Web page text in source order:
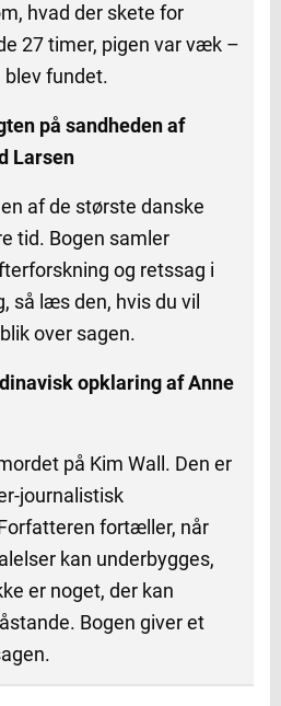
hvad der skete for
27 timer, pigen var væk –
fundet.
på sandheden af
Larsen
af de største danske
tid. Bogen samler
og retssag i
så læs den, hvis du vil
over sagen.
opklaring af Anne
på Kim Wall. Den er
journalistisk
fortæller, når
kan underbygges,
er noget, der kan
Bogen giver et